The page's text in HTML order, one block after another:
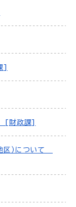
]
[財政課]
区）について